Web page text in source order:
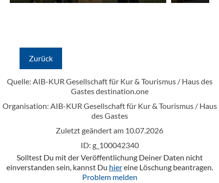
Zurück
Quelle: AIB-KUR Gesellschaft für Kur & Tourismus / Haus des
Gastesdestination.one
Organisation: AIB-KUR Gesellschaft für Kur & Tourismus / Haus
des Gastes
Zuletzt geändert am 10.07.2026
ID: g_100042340
Solltest Du mit der Veröffentlichung Deiner Daten nicht
einverstanden sein, kannst Du hiereine Löschung beantragen.
Problem melden